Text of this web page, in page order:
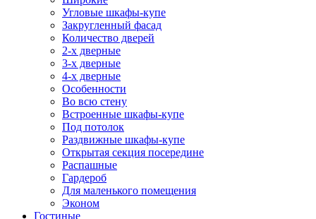
Угловые шкафы-купе
Закругленный фасад
Количество дверей
2-х дверные
3-х дверные
4-х дверные
Особенности
Во всю стену
Встроенные шкафы-купе
Под потолок
Раздвижные шкафы-купе
Открытая секция посередине
Распашные
Гардероб
Для маленького помещения
Эконом
Гостиные